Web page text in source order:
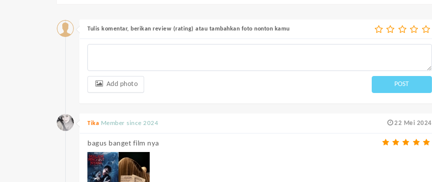
Tulis komentar, berikan review (rating) atau tambahkan foto nonton kamu
Add photo POST
22 Mei 2024
Tika Member since 2024
bagus banget film nya